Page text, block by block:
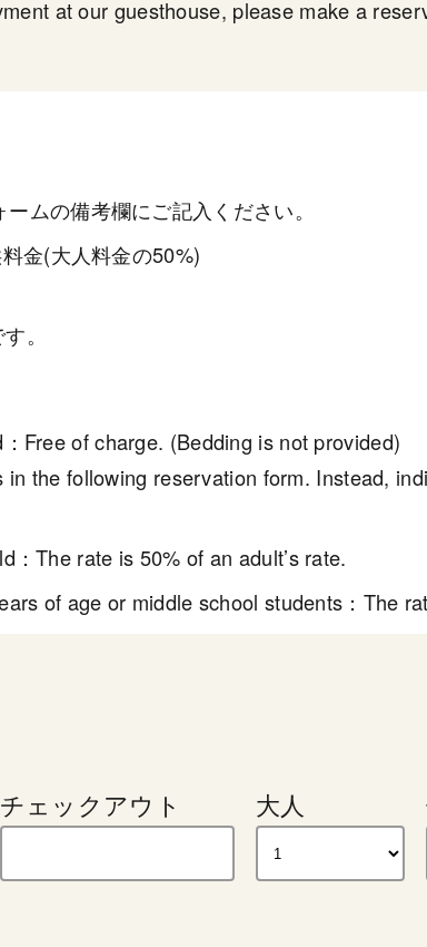
at our guesthouse, please make a
ムの備考欄にご記入ください。
金(大人料金の50%)
。
Free of charge. (Bedding is not provided)
in the following reservation form. Instead,
：The rate is 50% of an adult’s rate.
of age or middle school students：The
チェックアウト 大人